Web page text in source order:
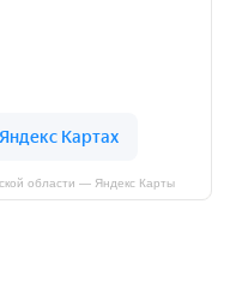
области — Яндекс Карты